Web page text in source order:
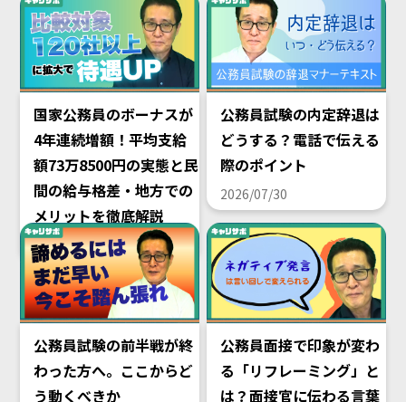
国家公務員のボーナスが
4年連続増額！平均支給
額73万8500円の実態と民
間の給与格差・地方での
メリットを徹底解説
2026/08/02
公務員試験の内定辞退は
どうする？電話で伝える
際のポイント
2026/07/30
公務員試験の前半戦が終
わった方へ。ここからど
う動くべきか
公務員面接で印象が変わ
る「リフレーミング」と
は？面接官に伝わる言葉